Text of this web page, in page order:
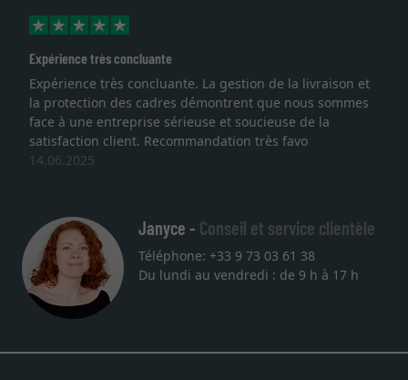
très concluante
très concluante. La gestion de la livraison et
des cadres démontrent que nous sommes
à une entreprise sérieuse et soucieuse de la
client. Recommandation très favo
Janyce - Conseil et service clientèle
Téléphone: +33 9 73 03 61 38